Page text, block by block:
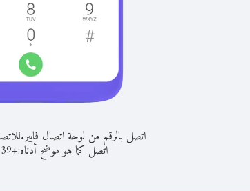
اتصل بالرقم من لوحة اتصال فايبر.
اتصل كما هو موضح أدناه:+
39